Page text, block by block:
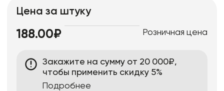
Цена за штуку
188.00₽ Розничная цена
Закажите на сумму от 20 000₽,
чтобы применить скидку 5%
Подробнее